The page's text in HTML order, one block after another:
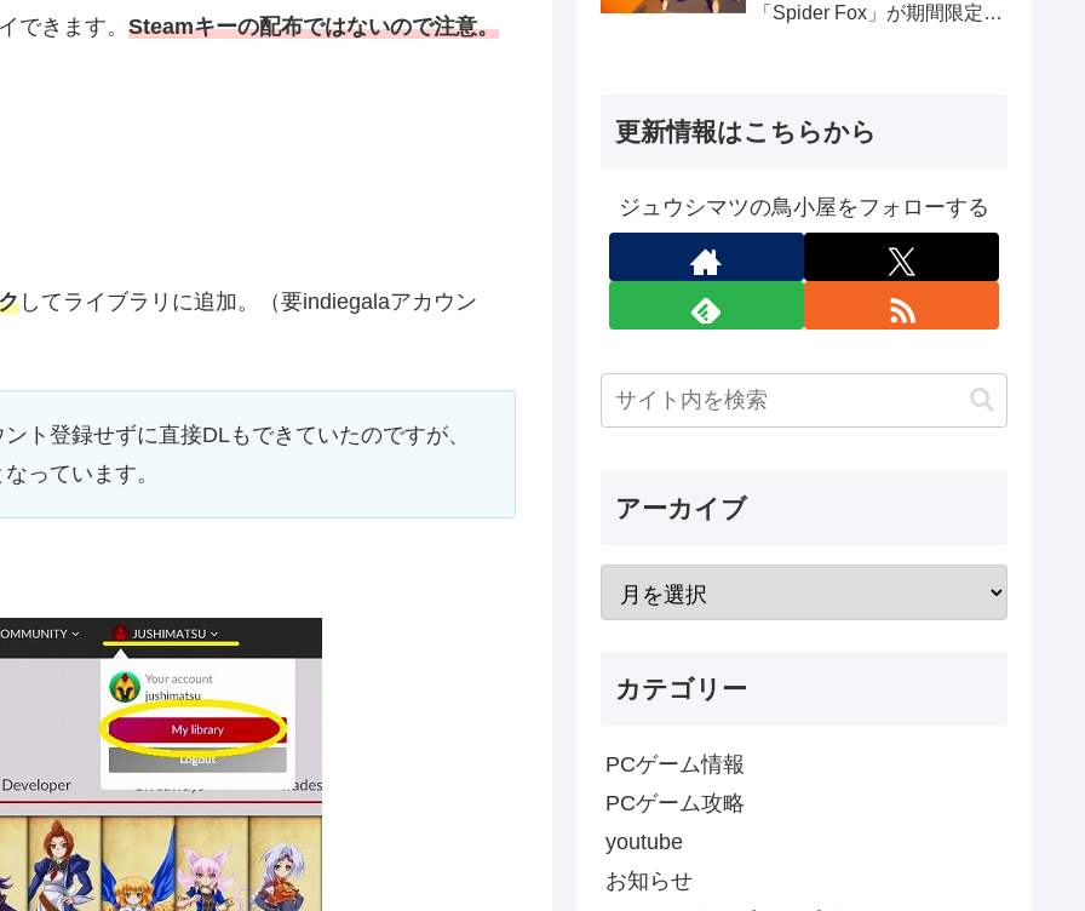
できます。 Steamキーの配布ではないので注意。
してライブラリに追加。（要indiegalaアカウン
ト登録せずに直接DLもできていたのですが、
っています。
「Spider Fox」が期間限定で
更新情報はこちらから
ジュウシマツの鳥小屋をフォローする
アーカイブ
カテゴリー
PCゲーム情報
PCゲーム攻略
youtube
お知らせ